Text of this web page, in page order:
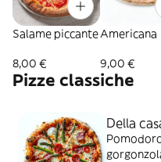
Salame piccante
8,00 €
Americana
9,00 €
Pizze classiche
Della